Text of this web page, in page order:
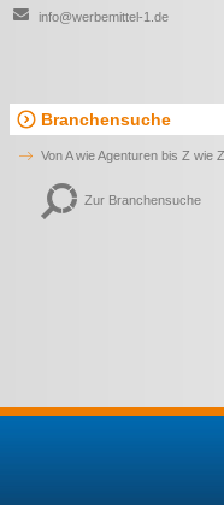
info@werbemittel-1.de
Branchensuche
Von A wie Agenturen bis Z wie
Zur Branchensuche